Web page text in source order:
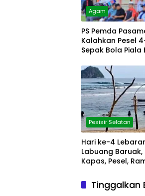
Agam
PS Pemda
Kalahkan Pesel
Sepak Bola Piala
Pesisir Selatan
Hari ke-4
Labuang
Kapas, Pesel,
Tinggalkan